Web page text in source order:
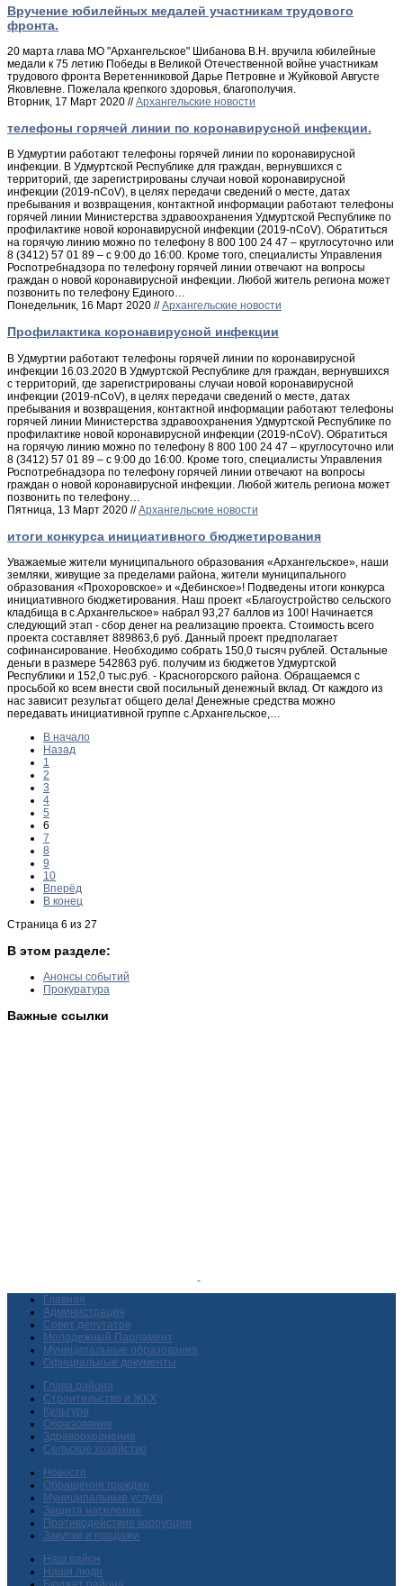
Вручение юбилейных медалей участникам трудового
фронта.
20 марта глава МО "Архангельское" Шибанова В.Н. вручила юбилейные
медали к 75 летию Победы в Великой Отечественной войне участникам
трудового фронта Веретенниковой Дарье Петровне и Жуйковой Августе
Яковлевне. Пожелала крепкого здоровья, благополучия.
Вторник, 17 Март 2020 //Архангельские новости
телефоны горячей линии по коронавирусной инфекции.
В Удмуртии работают телефоны горячей линии по коронавирусной
инфекции. В Удмуртской Республике для граждан, вернувшихся с
территорий, где зарегистрированы случаи новой коронавирусной
инфекции (2019-nCoV), в целях передачи сведений о месте, датах
пребывания и возвращения, контактной информации работают телефоны
горячей линии Министерства здравоохранения Удмуртской Республике по
профилактике новой коронавирусной инфекции (2019-nCoV). Обратиться
на горячую линию можно по телефону 8 800 100 24 47 – круглосуточно или
8 (3412) 57 01 89 – с 9:00 до 16:00. Кроме того, специалисты Управления
Роспотребнадзора по телефону горячей линии отвечают на вопросы
граждан о новой коронавирусной инфекции. Любой житель региона может
позвонить по телефону Единого…
Понедельник, 16 Март 2020 //Архангельские новости
Профилактика коронавирусной инфекции
В Удмуртии работают телефоны горячей линии по коронавирусной
инфекции 16.03.2020 В Удмуртской Республике для граждан, вернувшихся
с территорий, где зарегистрированы случаи новой коронавирусной
инфекции (2019-nCoV), в целях передачи сведений о месте, датах
пребывания и возвращения, контактной информации работают телефоны
горячей линии Министерства здравоохранения Удмуртской Республике по
профилактике новой коронавирусной инфекции (2019-nCoV). Обратиться
на горячую линию можно по телефону 8 800 100 24 47 – круглосуточно или
8 (3412) 57 01 89 – с 9:00 до 16:00. Кроме того, специалисты Управления
Роспотребнадзора по телефону горячей линии отвечают на вопросы
граждан о новой коронавирусной инфекции. Любой житель региона может
позвонить по телефону…
Пятница, 13 Март 2020 //Архангельские новости
итоги конкурса инициативного бюджетирования
Уважаемые жители муниципального образования «Архангельское», наши
земляки, живущие за пределами района, жители муниципального
образования «Прохоровское» и «Дебинское»! Подведены итоги конкурса
инициативного бюджетирования. Наш проект «Благоустройство сельского
кладбища в с.Архангельское» набрал 93,27 баллов из 100! Начинается
следующий этап - сбор денег на реализацию проекта. Стоимость всего
проекта составляет 889863,6 руб. Данный проект предполагает
софинансирование. Необходимо собрать 150,0 тысяч рублей. Остальные
деньги в размере 542863 руб. получим из бюджетов Удмуртской
Республики и 152,0 тыс.руб. - Красногорского района. Обращаемся с
просьбой ко всем внести свой посильный денежный вклад. От каждого из
нас зависит результат общего дела! Денежные средства можно
передавать инициативной группе с.Архангельское,…
В начало
Назад
1
2
3
4
5
6
7
8
9
10
Вперёд
В конец
Страница 6 из 27
В этом разделе:
Анонсы событий
Прокуратура
Важные ссылки
Главная
Администрация
Совет депутатов
Молодежный Парламент
Муниципальные образования
Официальные документы
Глава района
Строительство и ЖКХ
Культура
Образование
Здравоохранение
Сельское хозяйство
Новости
Обращения граждан
Муниципальные услуги
Защита населения
Противодействие коррупции
Закупки и продажи
Наш район
Наши люди